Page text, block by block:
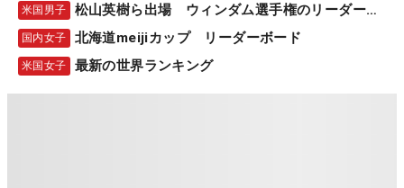
米国男子 松山英樹ら出場 ウィンダム選手権のリーダーボード
国内女子 北海道meijiカップ リーダーボード
米国女子 最新の世界ランキング